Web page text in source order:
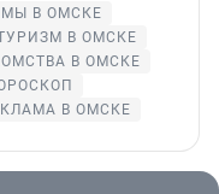
В ОМСКЕ
В ОМСКЕ
В ОМСКЕ
В ОМСКЕ